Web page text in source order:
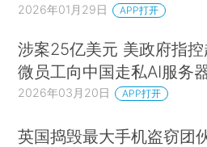
2026年01月29日 APP打开
涉案25亿美元 美政府指控
微员工向中国走私AI服务
2026年03月20日 APP打开
英国捣毁最大手机盗窃团